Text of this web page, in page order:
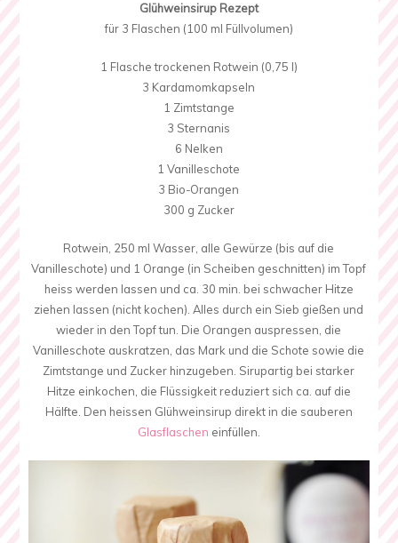
Glühweinsirup Rezept
für 3 Flaschen (100 ml Füllvolumen)
1 Flasche trockenen Rotwein (0,75 l)
3 Kardamomkapseln
1 Zimtstange
3 Sternanis
6 Nelken
1 Vanilleschote
3 Bio-Orangen
300 g Zucker
Rotwein, 250 ml Wasser, alle Gewürze (bis auf die
Vanilleschote) und 1 Orange (in Scheiben geschnitten) im Topf
heiss werden lassen und ca. 30 min. bei schwacher Hitze
ziehen lassen (nicht kochen). Alles durch ein Sieb gießen und
wieder in den Topf tun. Die Orangen auspressen, die
Vanilleschote auskratzen, das Mark und die Schote sowie die
Zimtstange und Zucker hinzugeben. Sirupartig bei starker
Hitze einkochen, die Flüssigkeit reduziert sich ca. auf die
Hälfte. Den heissen Glühweinsirup direkt in die sauberen
Glasflaschen einfüllen.